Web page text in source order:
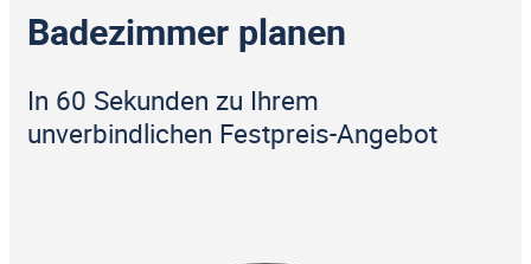
Badezimmer planen
In 60 Sekunden zu Ihrem
unverbindlichen Festpreis-Angebot